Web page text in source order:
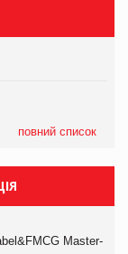
повний список
Master-